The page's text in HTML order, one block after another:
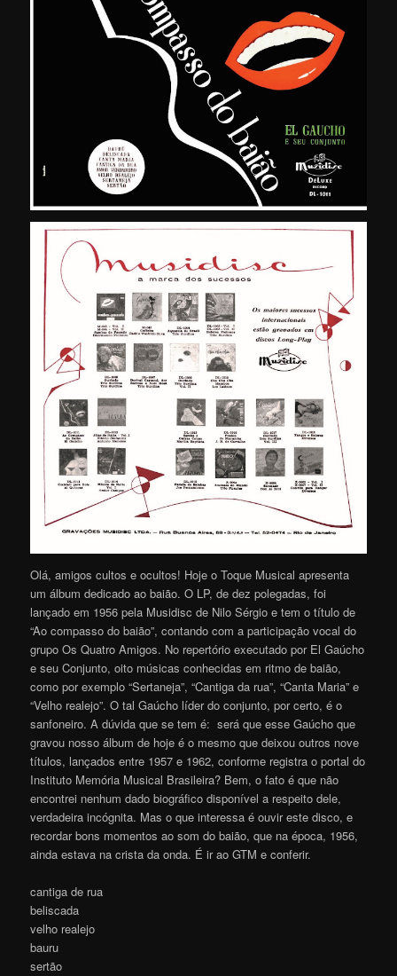
Olá, amigos cultos e ocultos! Hoje o Toque Musical apresenta
um álbum dedicado ao baião. O LP, de dez polegadas, foi
lançado em 1956 pela Musidisc de Nilo Sérgio e tem o título de
“Ao compasso do baião”, contando com a participação vocal do
grupo Os Quatro Amigos. No repertório executado por El Gaúcho
e seu Conjunto, oito músicas conhecidas em ritmo de baião,
como por exemplo “Sertaneja”, “Cantiga da rua”, “Canta Maria” e
“Velho realejo”. O tal Gaúcho líder do conjunto, por certo, é o
sanfoneiro. A dúvida que se tem é: será que esse Gaúcho que
gravou nosso álbum de hoje é o mesmo que deixou outros nove
títulos, lançados entre 1957 e 1962, conforme registra o portal do
Instituto Memória Musical Brasileira? Bem, o fato é que não
encontrei nenhum dado biográfico disponível a respeito dele,
verdadeira incógnita. Mas o que interessa é ouvir este disco, e
recordar bons momentos ao som do baião, que na época, 1956,
ainda estava na crista da onda. É ir ao GTM e conferir.
cantiga de rua
beliscada
velho realejo
bauru
sertão